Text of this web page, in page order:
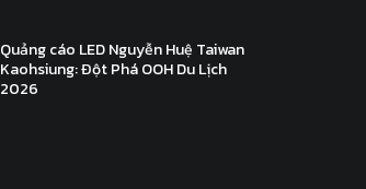
Quảng cáo LED Nguyễn Huệ Taiwan
Kaohsiung: Đột Phá OOH Du Lịch
2026